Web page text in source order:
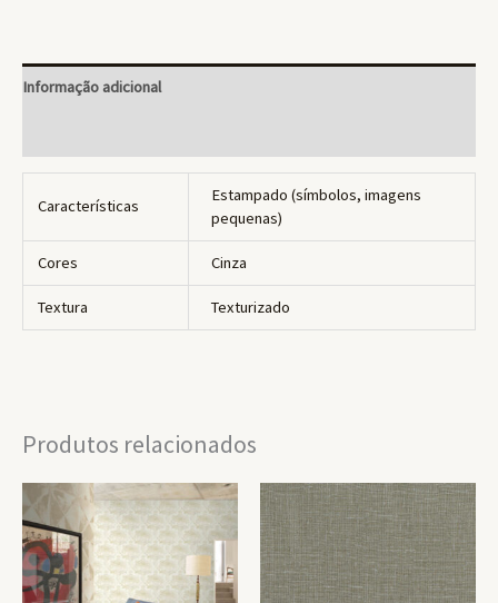
Informação adicional
Características
Estampado (símbolos, imagens
pequenas)
Cores Cinza
Textura Texturizado
Produtos relacionados